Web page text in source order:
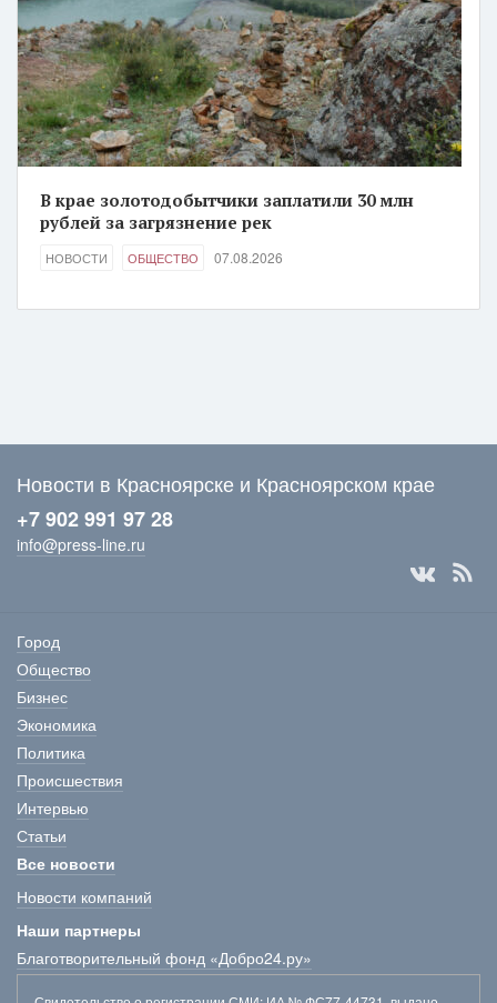
В крае золотодобытчики заплатили 30 млн
рублей за загрязнение рек
НОВОСТИ ОБЩЕСТВО 07.08.2026
Новости в Красноярске и Красноярском крае
+7 902 991 97 28
info@press-line.ru
Город
Общество
Бизнес
Экономика
Политика
Происшествия
Интервью
Статьи
Все новости
Новости компаний
Наши партнеры
Благотворительный фонд «Добро24.ру»